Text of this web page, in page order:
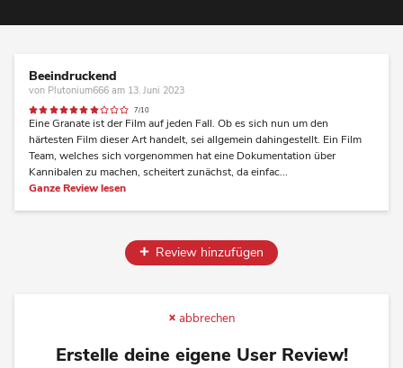
Beeindruckend
von Plutonium666 am 13. Juni 2023
7/10
Eine Granate ist der Film auf jeden Fall. Ob es sich nun um den
härtesten Film dieser Art handelt, sei allgemein dahingestellt. Ein Film
Team, welches sich vorgenommen hat eine Dokumentation über
Kannibalen zu machen, scheitert zunächst, da einfac...
Ganze Review lesen
Review hinzufügen
abbrechen
Erstelle deine eigene User Review!